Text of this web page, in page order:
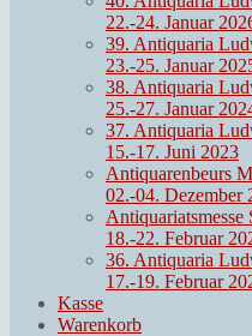
22.-24. Januar
39. Antiquaria
23.-25. Januar
38. Antiquaria
25.-27. Januar
37. Antiquaria
15.-17. Juni 2023
Antiquarenbeurs
02.-04. Dezember
Antiquariatsmesse
18.-22. Februar
36. Antiquaria
17.-19. Februar
Kasse
Warenkorb